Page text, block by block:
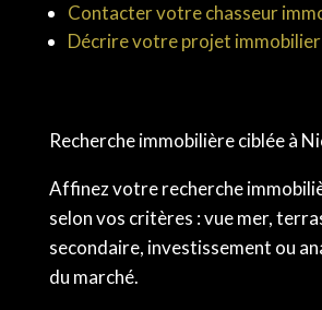
Contacter votre chasseur
Décrire votre projet immobilier
Recherche immobilière ciblée à
Affinez votre recherche
selon vos critères : vue mer,
secondaire, investissement ou
du marché.